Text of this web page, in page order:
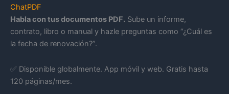
ChatPDF
Habla con tus documentos PDF. Sube un informe,
contrato, libro o manual y hazle preguntas como “¿Cuál es
la fecha de renovación?”.
✅ Disponible globalmente. App móvil y web. Gratis hasta
120 páginas/mes.